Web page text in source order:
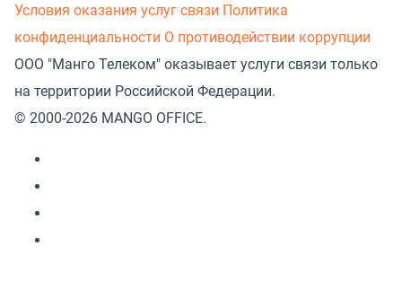
Условия оказания услуг связи Политика
конфиденциальности О противодействии коррупции
ООО "Манго Телеком" оказывает услуги связи только
на территории Российской Федерации.
© 2000-2026 MANGO OFFICE.